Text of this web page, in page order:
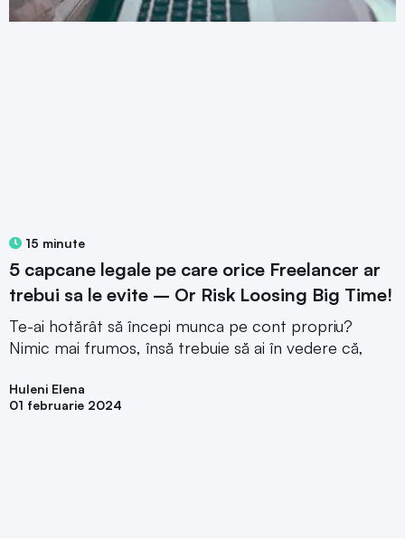
15 minute
5 capcane legale pe care orice Freelancer ar
trebui sa le evite – Or Risk Loosing Big Time!
Te-ai hotărât să începi munca pe cont propriu?
Nimic mai frumos, însă trebuie să ai în vedere că,
Huleni Elena
01 februarie 2024